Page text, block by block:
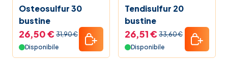
Osteosulfur 30
bustine
26,50 € 31,90 €
Disponibile
Tendisulfur 20
bustine
26,51 € 33,60 €
Disponibile